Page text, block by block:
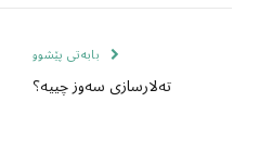
بابەتی پێشوو
تەلارسازی سەوز چییە؟